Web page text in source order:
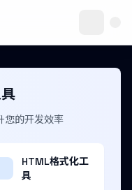
您的开发效率
HTML格式化工
具